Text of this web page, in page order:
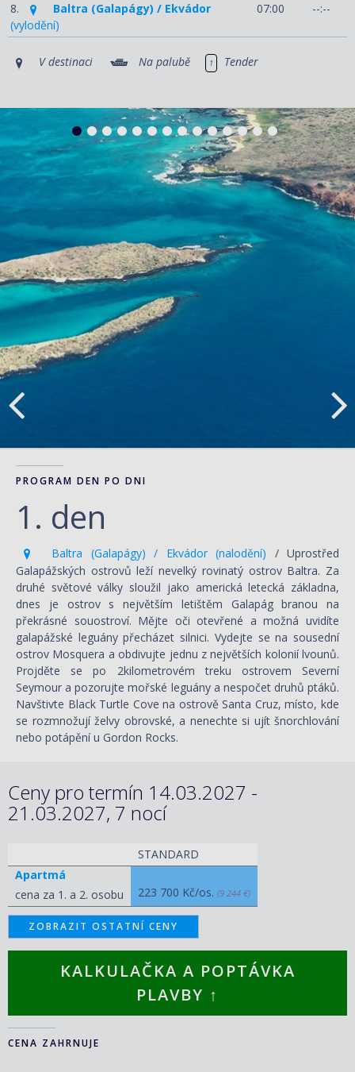
8.
Baltra (Galapágy) / Ekvádor
(vylodění)
07:00 --:--
V destinaci Na palubě 1 Tender
PROGRAM DEN PO DNI
1. den
Baltra (Galapágy) / Ekvádor (nalodění) / Uprostřed
Galapážských ostrovů leží nevelký rovinatý ostrov Baltra. Za
druhé světové války sloužil jako americká letecká základna,
dnes je ostrov s největším letištěm Galapág branou na
překrásné souostroví. Mějte oči otevřené a možná uvidíte
galapážské leguány přecházet silnici. Vydejte se na sousední
ostrov Mosquera a obdivujte jednu z největších kolonií lvounů.
Projděte se po 2kilometrovém treku ostrovem Severní
Seymour a pozorujte mořské leguány a nespočet druhů ptáků.
Navštivte Black Turtle Cove na ostrově Santa Cruz, místo, kde
se rozmnožují želvy obrovské, a nenechte si ujít šnorchlování
nebo potápění u Gordon Rocks.
Ceny pro termín 14.03.2027 -
21.03.2027, 7 nocí
STANDARD
Apartmá
cena za 1. a 2. osobu
223 700 Kč/os. (9 244 €)
ZOBRAZIT OSTATNÍ CENY
KALKULAČKA A POPTÁVKA
PLAVBY ↑
CENA ZAHRNUJE